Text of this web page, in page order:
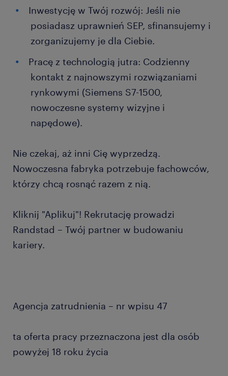
Inwestycję w Twój rozwój: Jeśli nie
posiadasz uprawnień SEP, sfinansujemy i
zorganizujemy je dla Ciebie.
Pracę z technologią jutra: Codzienny
kontakt z najnowszymi rozwiązaniami
rynkowymi (Siemens S7-1500,
nowoczesne systemy wizyjne i
napędowe).
Nie czekaj, aż inni Cię wyprzedzą.
Nowoczesna fabryka potrzebuje fachowców,
którzy chcą rosnąć razem z nią.
Kliknij "Aplikuj"! Rekrutację prowadzi
Randstad – Twój partner w budowaniu
kariery.
Agencja zatrudnienia – nr wpisu 47
ta oferta pracy przeznaczona jest dla osób
powyżej 18 roku życia